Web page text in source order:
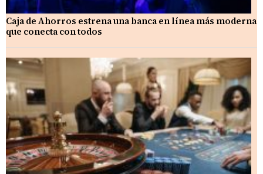
Caja de Ahorros estrena una banca en línea más moderna
que conecta con todos